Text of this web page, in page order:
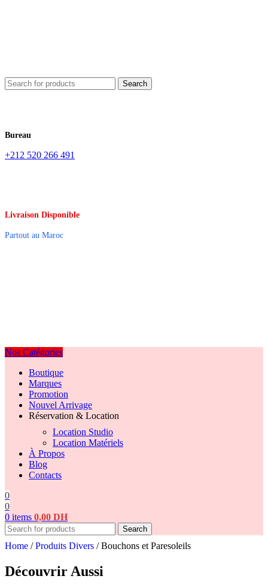
Search
Bureau
+212 520 266 491
Livraison Disponible
Partout au Maroc
Nos Catégories
Boutique
Marques
Promotion
Nouvel Arrivage
Réservation & Location
Location Studio
Location Matériels
À Propos
Blog
Contacts
0
0
0 items 0,00 DH
Search
Home / Produits Divers / Bouchons et Paresoleils
Découvrir Aussi